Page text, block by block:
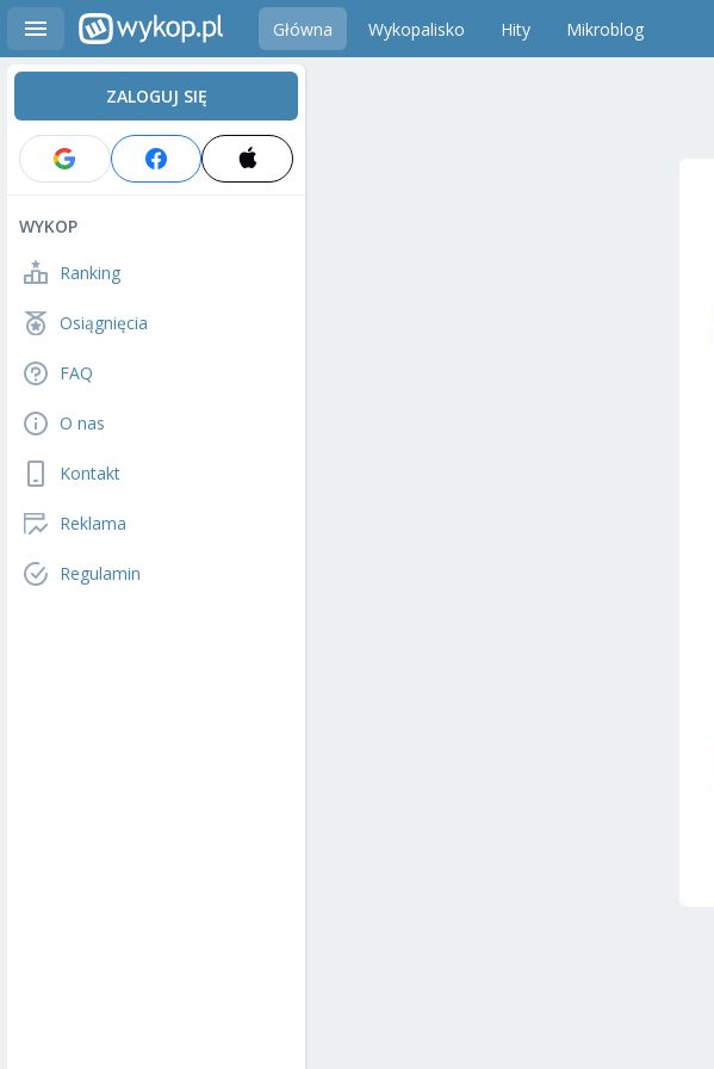
Główna Wykopalisko Hity Mikroblog
ZALOGUJ SIĘ
WYKOP
Ranking
Osiągnięcia
FAQ
O nas
Kontakt
Reklama
Regulamin